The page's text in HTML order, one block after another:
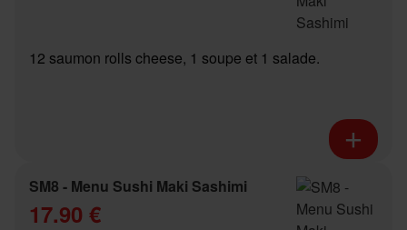
12 saumon rolls cheese, 1 soupe et 1 salade.
SM8 - Menu Sushi Maki Sashimi
17.90 €